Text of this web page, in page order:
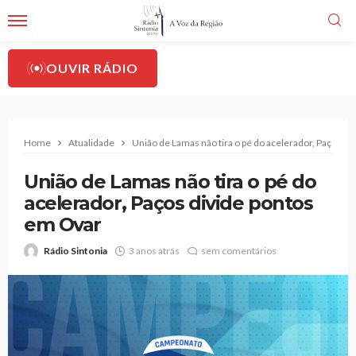
OUVIR RÁDIO
Home Atualidade União de Lamas não tira o pé do acelerador, Paços
União de Lamas não tira o pé do
acelerador, Paços divide pontos
em Ovar
Rádio Sintonia 3 anos atrás sem comentários